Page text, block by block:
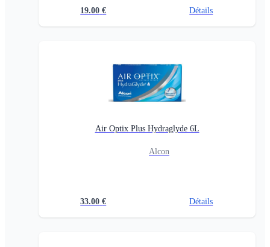
19.00 € Détails
Air Optix Plus Hydraglyde 6L
Alcon
33.00 € Détails